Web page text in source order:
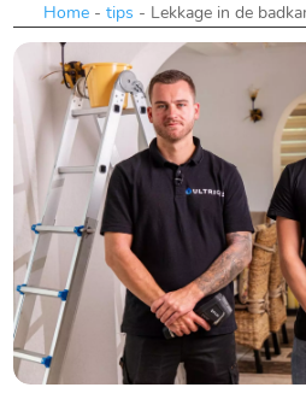
Home- tips - Lekkage in de